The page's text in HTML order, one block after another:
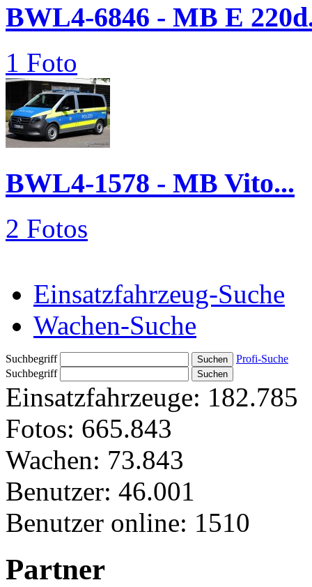
BWL4-6846 - MB E
1 Foto
BWL4-1578 - MB Vito...
2 Fotos
Einsatzfahrzeug-Suche
Wachen-Suche
Suchbegriff
Profi-Suche
Suchbegriff
Einsatzfahrzeuge: 182.785
Fotos: 665.843
Wachen: 73.843
Benutzer: 46.001
Benutzer online: 1510
Partner